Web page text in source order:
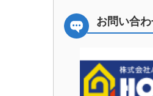
お問い合